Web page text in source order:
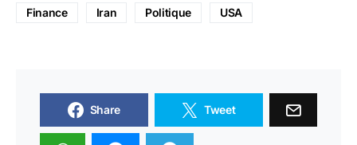
Finance Iran Politique USA
Share Tweet